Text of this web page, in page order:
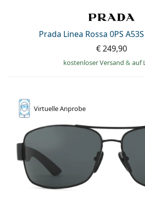
Prada Linea Rossa 0PS
€ 249,90
kostenloser Versand & auf
VirtuelleAnprobe